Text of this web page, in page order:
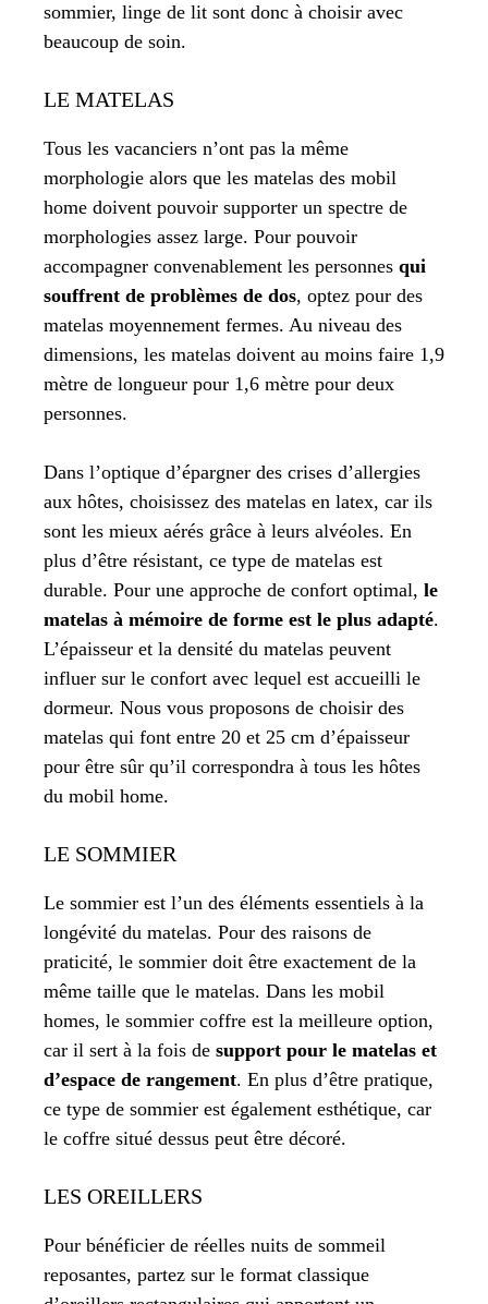
sommier, linge de lit sont donc à choisir avec
beaucoup de soin.
LE MATELAS
Tous les vacanciers n’ont pas la même
morphologie alors que les matelas des mobil
home doivent pouvoir supporter un spectre de
morphologies assez large. Pour pouvoir
accompagner convenablement les personnes qui
souffrent de problèmes de dos, optez pour des
matelas moyennement fermes. Au niveau des
dimensions, les matelas doivent au moins faire 1,9
mètre de longueur pour 1,6 mètre pour deux
personnes.
Dans l’optique d’épargner des crises d’allergies
aux hôtes, choisissez des matelas en latex, car ils
sont les mieux aérés grâce à leurs alvéoles. En
plus d’être résistant, ce type de matelas est
durable. Pour une approche de confort optimal, le
matelas à mémoire de forme est le plus adapté.
L’épaisseur et la densité du matelas peuvent
influer sur le confort avec lequel est accueilli le
dormeur. Nous vous proposons de choisir des
matelas qui font entre 20 et 25 cm d’épaisseur
pour être sûr qu’il correspondra à tous les hôtes
du mobil home.
LE SOMMIER
Le sommier est l’un des éléments essentiels à la
longévité du matelas. Pour des raisons de
praticité, le sommier doit être exactement de la
même taille que le matelas. Dans les mobil
homes, le sommier coffre est la meilleure option,
car il sert à la fois de support pour le matelas et
d’espace de rangement. En plus d’être pratique,
ce type de sommier est également esthétique, car
le coffre situé dessus peut être décoré.
LES OREILLERS
Pour bénéficier de réelles nuits de sommeil
reposantes, partez sur le format classique